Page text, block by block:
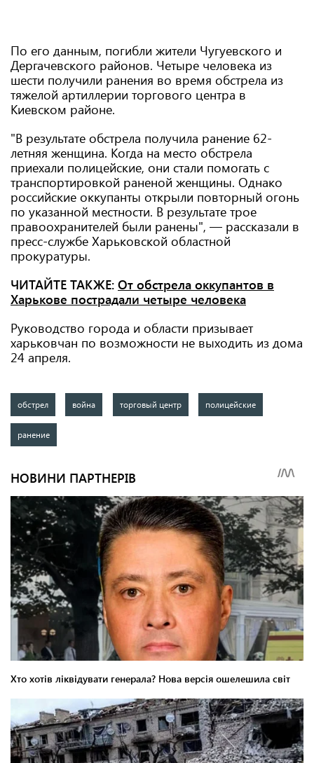
По его данным, погибли жители Чугуевского и
Дергачевского районов. Четыре человека из
шести получили ранения во время обстрела из
тяжелой артиллерии торгового центра в
Киевском районе.
"В результате обстрела получила ранение 62-
летняя женщина. Когда на место обстрела
приехали полицейские, они стали помогать с
транспортировкой раненой женщины. Однако
российские оккупанты открыли повторный огонь
по указанной местности. В результате трое
правоохранителей были ранены", — рассказали в
пресс-службе Харьковской областной
прокуратуры.
ЧИТАЙТЕ ТАКЖЕ: От обстрела оккупантов в
Харькове пострадали четыре человека
Руководство города и области призывает
харьковчан по возможности не выходить из дома
24 апреля.
обстрел война торговый центр полицейские
ранение